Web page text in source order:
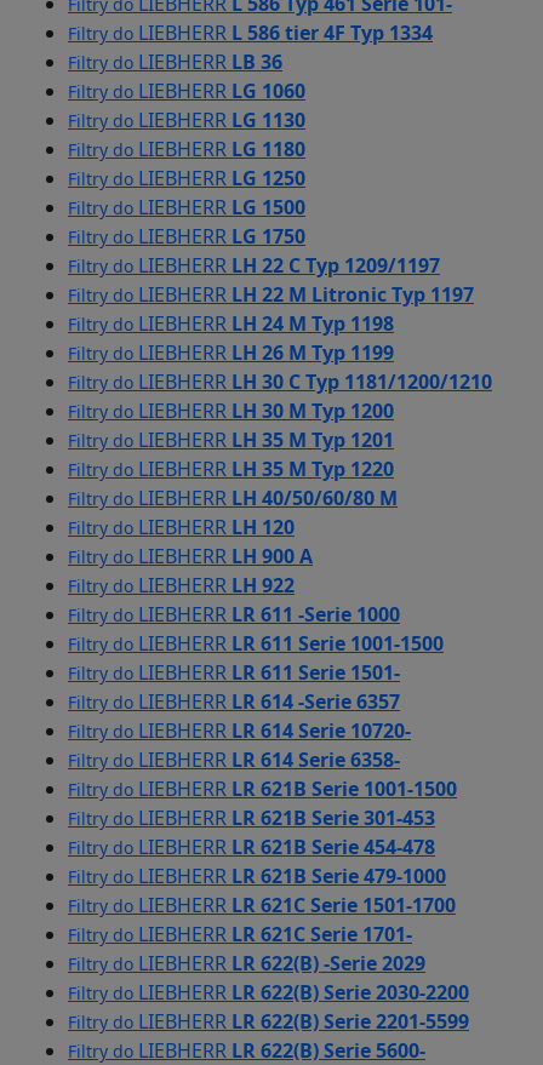
Filtry do LIEBHERR L 586 tier 4F Typ 1334
Filtry do LIEBHERR LB 36
Filtry do LIEBHERR LG 1060
Filtry do LIEBHERR LG 1130
Filtry do LIEBHERR LG 1180
Filtry do LIEBHERR LG 1250
Filtry do LIEBHERR LG 1500
Filtry do LIEBHERR LG 1750
Filtry do LIEBHERR LH 22 C Typ 1209/1197
Filtry do LIEBHERR LH 22 M Litronic Typ 1197
Filtry do LIEBHERR LH 24 M Typ 1198
Filtry do LIEBHERR LH 26 M Typ 1199
Filtry do LIEBHERR LH 30 C Typ 1181/1200/1210
Filtry do LIEBHERR LH 30 M Typ 1200
Filtry do LIEBHERR LH 35 M Typ 1201
Filtry do LIEBHERR LH 35 M Typ 1220
Filtry do LIEBHERR LH 40/50/60/80 M
Filtry do LIEBHERR LH 120
Filtry do LIEBHERR LH 900 A
Filtry do LIEBHERR LH 922
Filtry do LIEBHERR LR 611 -Serie 1000
Filtry do LIEBHERR LR 611 Serie 1001-1500
Filtry do LIEBHERR LR 611 Serie 1501-
Filtry do LIEBHERR LR 614 -Serie 6357
Filtry do LIEBHERR LR 614 Serie 10720-
Filtry do LIEBHERR LR 614 Serie 6358-
Filtry do LIEBHERR LR 621B Serie 1001-1500
Filtry do LIEBHERR LR 621B Serie 301-453
Filtry do LIEBHERR LR 621B Serie 454-478
Filtry do LIEBHERR LR 621B Serie 479-1000
Filtry do LIEBHERR LR 621C Serie 1501-1700
Filtry do LIEBHERR LR 621C Serie 1701-
Filtry do LIEBHERR LR 622(B) -Serie 2029
Filtry do LIEBHERR LR 622(B) Serie 2030-2200
Filtry do LIEBHERR LR 622(B) Serie 2201-5599
Filtry do LIEBHERR LR 622(B) Serie 5600-